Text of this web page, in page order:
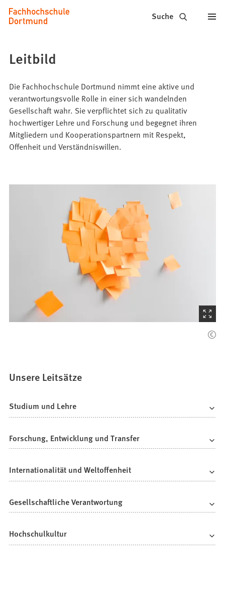
Inhalt anspringen
Fachhochschule
Dortmund
Studium,
Studiengänge,
Bewerbung
Suche
Leitbild
Die Fachhochschule Dortmund nimmt eine aktive und
verantwortungsvolle Rolle in einer sich wandelnden
Gesellschaft wahr. Sie verpflichtet sich zu qualitativ
hochwertiger Lehre und Forschung und begegnet ihren
Mitgliedern und Kooperationspartnern mit Respekt,
Offenheit und Verständniswillen.
(Startet
den
Unsere Leitsätze
Studium und Lehre
Forschung, Entwicklung und Transfer
Internationalität und Weltoffenheit
Gesellschaftliche Verantwortung
Hochschulkultur